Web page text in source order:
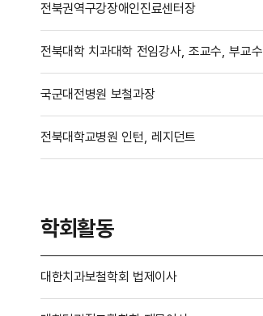
전북권역구강장애인진료센터장
전북대학 치과대학 전임강사, 조교수, 부교수
국군대전병원 보철과장
전북대학교병원 인턴, 레지던트
학회활동
대한치과보철학회 법제이사